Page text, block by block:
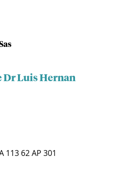
Dr Luis Hernan
113 62 AP 301